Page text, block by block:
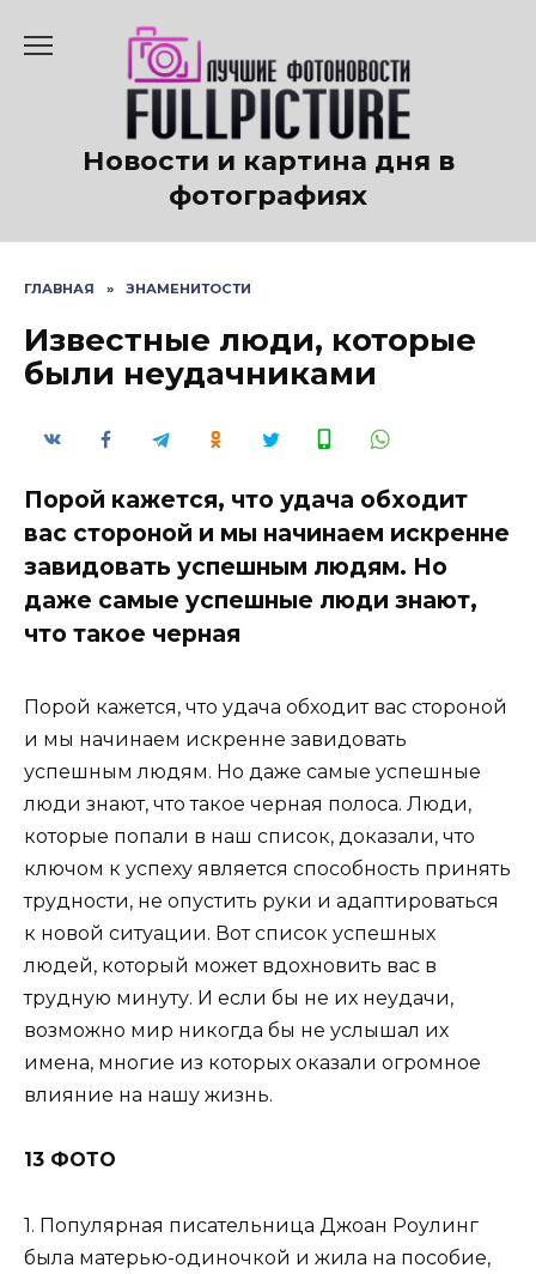
содержанию
Новости и картина дня в
фотографиях
ГЛАВНАЯ » ЗНАМЕНИТОСТИ
Известные люди, которые
были неудачниками
Порой кажется, что удача обходит
вас стороной и мы начинаем искренне
завидовать успешным людям. Но
даже самые успешные люди знают,
что такое черная
Порой кажется, что удача обходит вас стороной
и мы начинаем искренне завидовать
успешным людям. Но даже самые успешные
люди знают, что такое черная полоса. Люди,
которые попали в наш список, доказали, что
ключом к успеху является способность принять
трудности, не опустить руки и адаптироваться
к новой ситуации. Вот список успешных
людей, который может вдохновить вас в
трудную минуту. И если бы не их неудачи,
возможно мир никогда бы не услышал их
имена, многие из которых оказали огромное
влияние на нашу жизнь.
13 ФОТО
1. Популярная писательница Джоан Роулинг
была матерью-одиночкой и жила на пособие,